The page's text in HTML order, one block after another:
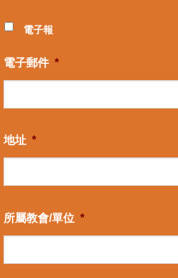
電子報
電子郵件 *
地址 *
所屬教會/單位 *